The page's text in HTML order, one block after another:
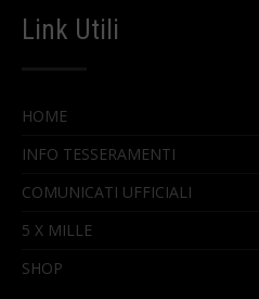
Link Utili
HOME
INFO TESSERAMENTI
COMUNICATI UFFICIALI
5 X MILLE
SHOP